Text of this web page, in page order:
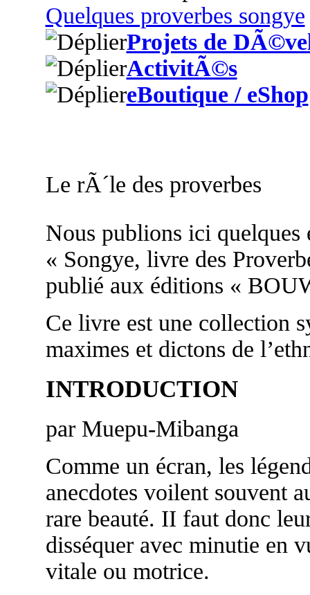
Quelques proverbes songye
Projets de
ActivitÃ©s
eBoutique / eShop
Le rÃ´le des proverbes
Nous publions ici
« Songye, livre des
publié aux éditions «
Ce livre est une collection
maximes et dictons de
INTRODUCTION
par Muepu-Mibanga
Comme un écran, les
anecdotes voilent souvent
rare beauté. II faut donc
disséquer avec minutie en
vitale ou motrice.